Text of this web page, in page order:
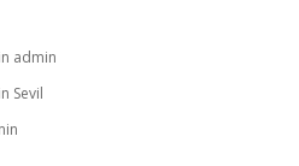
admin
Sevil